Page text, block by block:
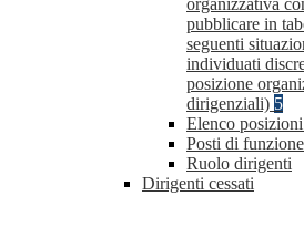
organizzativa
pubblicare in
seguenti
individuati
posizione
dirigenziali) 5
Elenco
Posti di
Ruolo dirigenti
Dirigenti cessati